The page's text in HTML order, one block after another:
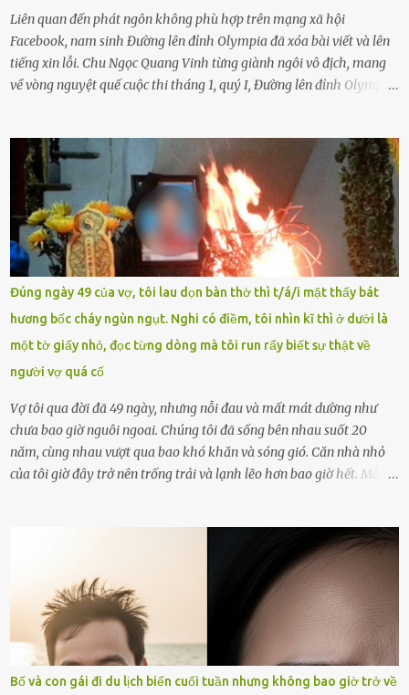
không dạy con cẩn...
Liên quan đến phát ngôn không phù hợp trên mạng xã hội
Facebook, nam sinh Đường lên đỉnh Olympia đã xóa bài viết và lên
tiếng xin lỗi. Chu Ngọc Quang Vinh từng giành ngôi vô địch, mang
về vòng nguyệt quế cuộc thi tháng 1, quý I, Đường lên đỉnh Olympia.
chưa phù hợp, gây xôn xao, bức xúc trong dư luận. Ngay sau đó,
Trường THPT Chuyên Nguyễn Tất Thành báo cáo xác nhận tài
khoản Chu Vinh là của học sinh Chu Ngọc Quang Vinh, lớp 12 Anh
của nhà trường. Nam sinh này từng giành ngôi vô địch, mang về
vòng nguyệt quế cuộc thi tháng 1, quý I, Đường lên đỉnh Olympia
năm thứ 24. Quá trình giáo dục, học sinh Chu Ngọc Quang Vinh đã
nhận thức được nội dung bài viết của bản thân trên mạng xã hội
ngày 1.9 là chưa phù hợp nên đã chủ động gỡ bài viết và đăng bài
xin lỗi trên trang Facebook cá nhân. Chu Ngọc Quang Vinh làm việc
với cơ quan chức năng. Ảnh: Đơn vị cung...
Đúng ngày 49 của vợ, tôi lau dọn bàn thờ thì t/á/i mặt thấy bát
hương bốc cháy ngùn ngụt. Nghi có điềm, tôi nhìn kĩ thì ở dưới là
một tờ giấy nhỏ, đọc từng dòng mà tôi run rẩy biết sự thật về
người vợ quá cố
Vợ tôi qua đời đã 49 ngày, nhưng nỗi đau và mất mát dường như
chưa bao giờ nguôi ngoai. Chúng tôi đã sống bên nhau suốt 20
năm, cùng nhau vượt qua bao khó khăn và sóng gió. Căn nhà nhỏ
của tôi giờ đây trở nên trống trải và lạnh lẽo hơn bao giờ hết. Mỗi
rơi vào khoảng trống vô tận, chẳng còn muốn làm gì ngoài việc
ngồi lặng lẽ nhớ về cô ấy. Nhưng cuộc sống không cho phép tôi mãi
chìm đắm trong đau khổ. Họ hàng, bạn bè và những người thân
thiết đã đến bên, giúp tôi tổ chức tang lễ chu toàn. Và hôm nay là
ngày giỗ đầu tiên của vợ, 49 ngày sau khi cô ấy rời xa tôi mãi
mãi.Buổi sáng hôm đó, sau khi cúng cơm xong, tôi quyết định lên
sắp xếp lại bàn thờ vợ. Mọi thứ vẫn như mọi ngày, nhưng có điều gì
Bố và con gái đi du lịch biển cuối tuần nhưng không bao giờ trở về